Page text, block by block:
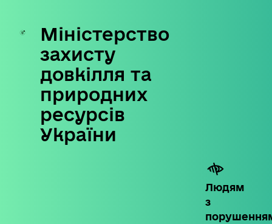
Skip
content
Міністерство
захисту
довкілля та
природних
ресурсів
України
Людям
з